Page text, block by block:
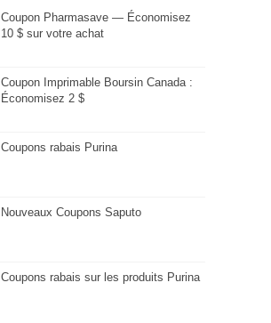
Coupon Pharmasave — Économisez
10 $ sur votre achat
Coupon Imprimable Boursin Canada :
Économisez 2 $
Coupons rabais Purina
Nouveaux Coupons Saputo
Coupons rabais sur les produits Purina